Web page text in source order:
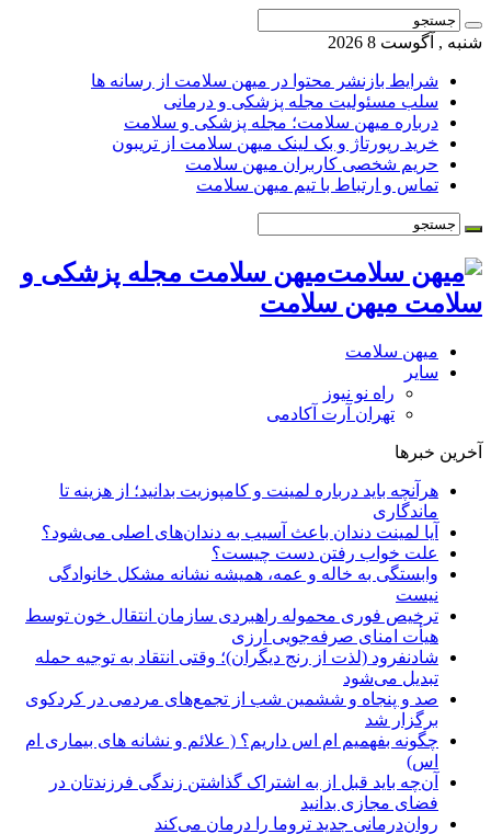
شنبه , آگوست 8 2026
شرایط بازنشر محتوا در میهن سلامت از رسانه ها
سلب مسئولیت مجله پزشکی و درمانی
درباره میهن سلامت؛ مجله پزشکی و سلامت
خرید رپورتاژ و بک لینک میهن سلامت از تریبون
حریم شخصی کاربران میهن سلامت
تماس و ارتباط با تیم میهن سلامت
میهن سلامت مجله پزشکی و
سلامت میهن سلامت
میهن سلامت
سایر
راه نو نیوز
تهران آرت آکادمی
آخرین خبرها
هرآنچه باید درباره لمینت و کامپوزیت بدانید؛ از هزینه تا
ماندگاری
آیا لمینت دندان باعث آسیب به دندان‌های اصلی می‌شود؟
علت خواب رفتن دست چیست؟
وابستگی به خاله و عمه، همیشه نشانه مشکل خانوادگی
نیست
ترخیص فوری محموله راهبردی سازمان انتقال خون توسط
هیأت امنای صرفه‌جویی ارزی
شادنفرود (لذت از رنج دیگران)؛ وقتی انتقاد به توجیه حمله
تبدیل می‌شود
صد و پنجاه‌ و ششمین شب از تجمع‌های مردمی در کردکوی
برگزار شد
چگونه بفهمیم ام اس داریم؟ ( علائم و نشانه های بیماری ام
اس)
آن‌چه باید قبل از به اشتراک گذاشتن زندگی فرزندتان در
فضای مجازی بدانید
روان‌درمانی جدید تروما را درمان می‌کند